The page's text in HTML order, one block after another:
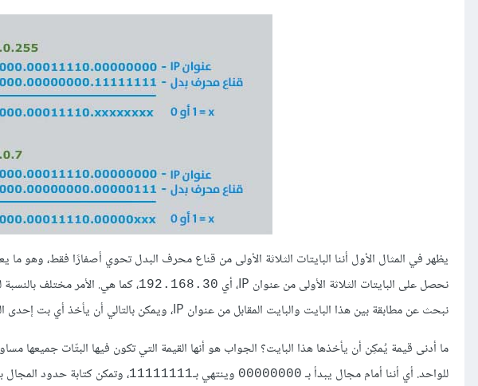
نحصل على البايتات الثلاثة الأولى من عنوان IP، أي
192.168.30، كما هي. الأمر مختلف بالنسبة
نبحث عن مطابقة بين هذا البايت والبايت المقابل من عنوان IP، ويمكن بالتالي أن يأخذ أي بت إحدى القيمتيْن الممكنتيْن،
ما أدنى قيمة يُمكِن أن يأخذها هذا البايت؟ الجواب هو أنها القيمة التي تكون فيها البتّات جميعها
للواحد. أي أننا أمام مجال يبدأ بـ 00000000 وينتهي بـ11111111، وتمكن كتابة حدود المجال